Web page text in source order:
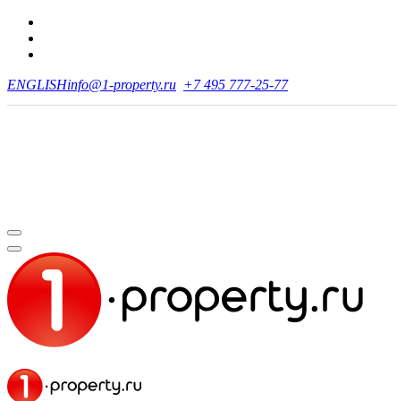
ENGLISHinfo@1-property.ru +7 495 777-25-77